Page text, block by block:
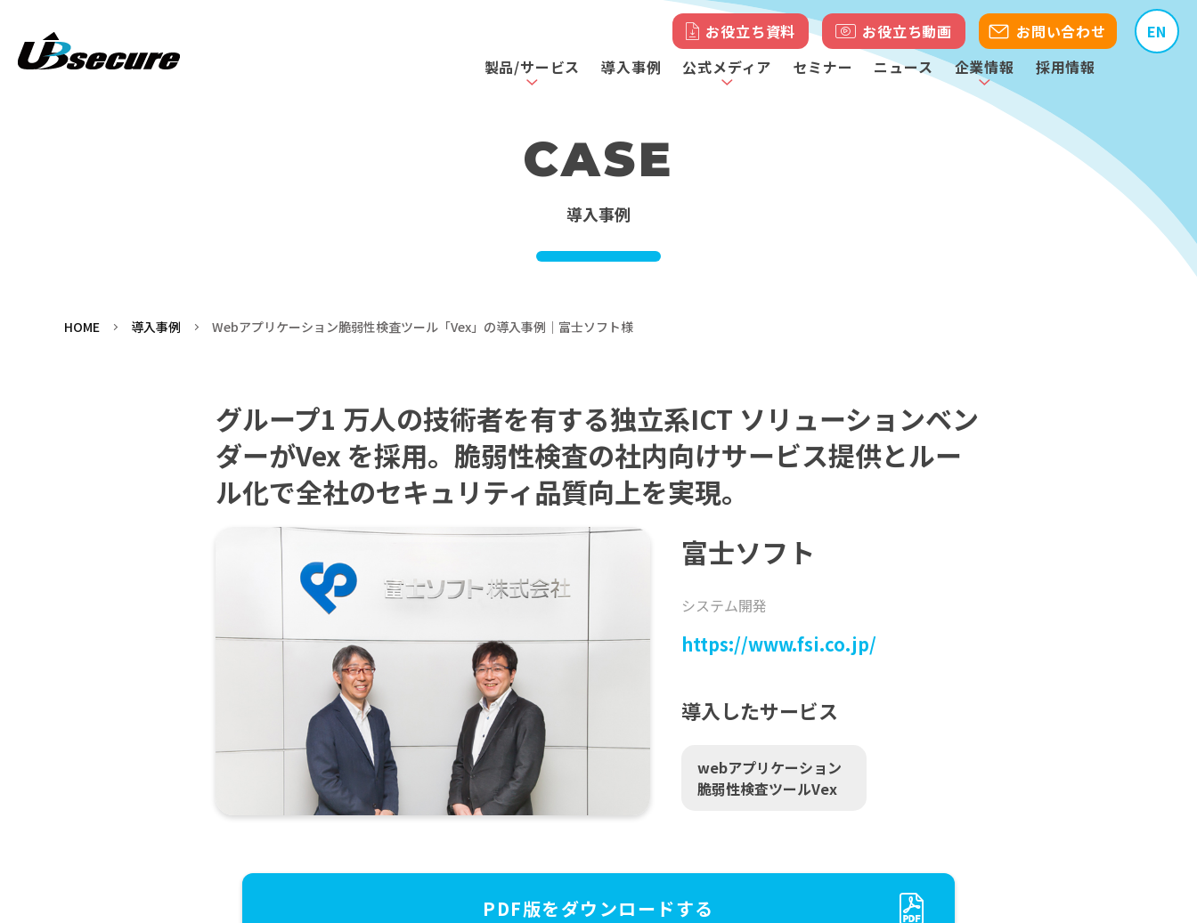
お役立ち資料 お役立ち動画 お問い合わせ
EN
製品/サービス
導入事例 公式メディア セミナー ニュース 企業情報 採用情報
CASE
導入事例
HOME 導入事例 Webアプリケーション脆弱性検査ツール「Vex」の導入事例｜富士ソフト様
グループ1 万人の技術者を有する独立系ICT ソリューションベン
ダーがVex を採用。脆弱性検査の社内向けサービス提供とルー
ル化で全社のセキュリティ品質向上を実現。
富士ソフト
システム開発
https://www.fsi.co.jp/
導入したサービス
webアプリケーション
脆弱性検査ツールVex
PDF版をダウンロードする